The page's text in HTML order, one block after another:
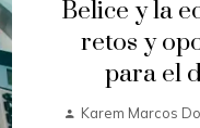
Belice y la
retos y
para el
Karem Marcos